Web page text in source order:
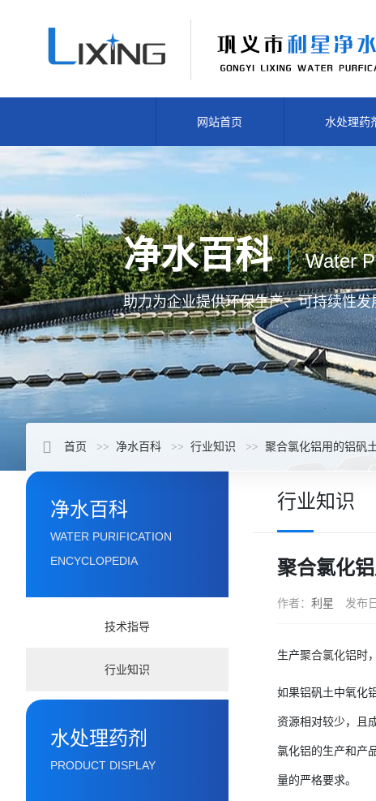
网站首页 水处理药
净水百科 Water
助力为企业提供环保生产、可持续性发
首页 净水百科 行业知识 聚合氯化铝用的铝矾
净水百科
WATER PURIFICATION
ENCYCLOPEDIA
技术指导
行业知识
水处理药剂
PRODUCT DISPLAY
行业知识
聚合氯化
作者： 利星 发布
生产聚合氯化铝时
如果铝矾土中氧化
资源相对较少，且
氯化铝的生产和产
量的严格要求。